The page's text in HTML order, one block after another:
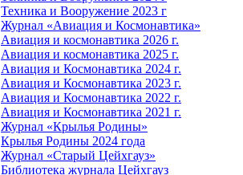
Техника и Вооружение 2023 г
Журнал «Авиация и Космонавтика»
Авиация и космонавтика 2026 г.
Авиация и космонавтика 2025 г.
Авиация и Космонавтика 2024 г.
Авиация и Космонавтика 2023 г.
Авиация и Космонавтика 2022 г.
Авиация и Космонавтика 2021 г.
Журнал «Крылья Родины»
Крылья Родины 2024 года
Журнал «Старый Цейхгауз»
Библиотека журнала Цейхгауз